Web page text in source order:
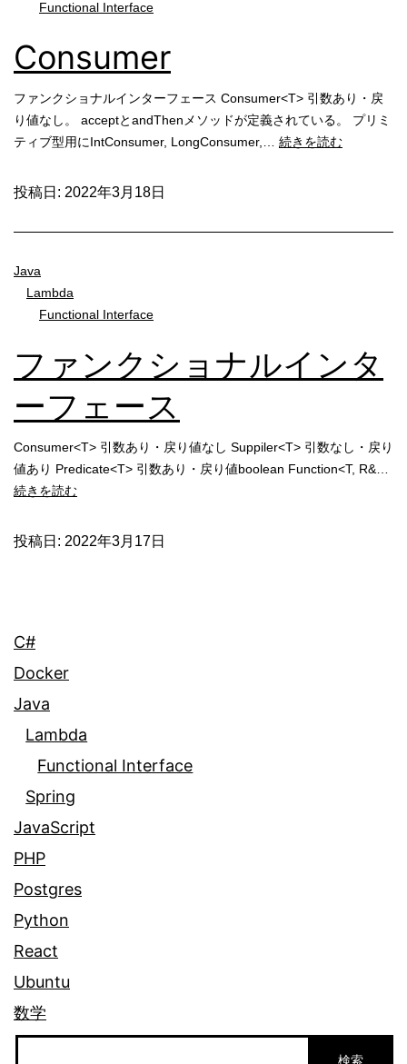
Functional Interface
Consumer
ファンクショナルインターフェース Consumer<T> 引数あり・戻
り値なし。 acceptとandThenメソッドが定義されている。 プリミ
ティブ型用にIntConsumer, LongConsumer,… 続きを読むConsumer
投稿日: 2022年3月18日
Java
Lambda
Functional Interface
ファンクショナルインタ
ーフェース
Consumer<T> 引数あり・戻り値なし Suppiler<T> 引数なし・戻り
値あり Predicate<T> 引数あり・戻り値boolean Function<T, R&…
続きを読むフ
ン
ー
ェ
投稿日: 2022年3月17日
C#
Docker
Java
Lambda
Functional Interface
Spring
JavaScript
PHP
Postgres
Python
React
Ubuntu
数学
検索